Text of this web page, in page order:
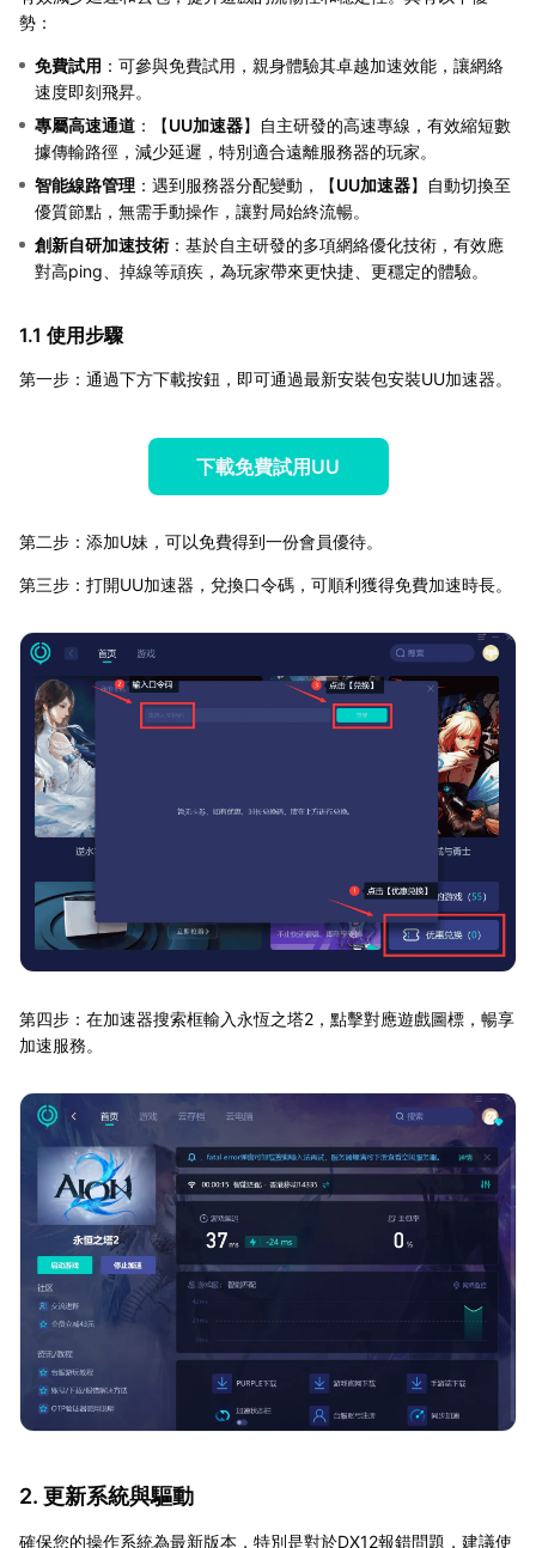
勢：
免費試用 ：可參與免費試用，親身體驗其卓越加速效能，讓網絡
速度即刻飛昇。
專屬高速通道 ：【UU加速器】自主研發的高速專線，有效縮短數
據傳輸路徑，減少延遲，特別適合遠離服務器的玩家。
智能線路管理 ：遇到服務器分配變動，【UU加速器】自動切換至
優質節點，無需手動操作，讓對局始終流暢。
創新自研加速技術 ：基於自主研發的多項網絡優化技術，有效應
對高ping、掉線等頑疾，為玩家帶來更快捷、更穩定的體驗。
1.1 使用步驟
第一步：通過下方下載按鈕，即可通過最新安裝包安裝UU加速器。
下載免費試用UU
第二步：添加U妹，可以免費得到一份會員優待。
第三步：打開UU加速器，兌換口令碼，可順利獲得免費加速時長。
第四步：在加速器搜索框輸入永恆之塔2，點擊對應遊戲圖標，暢享
加速服務。
2. 更新系統與驅動
確保您的操作系統為最新版本，特別是對於DX12報錯問題，建議使